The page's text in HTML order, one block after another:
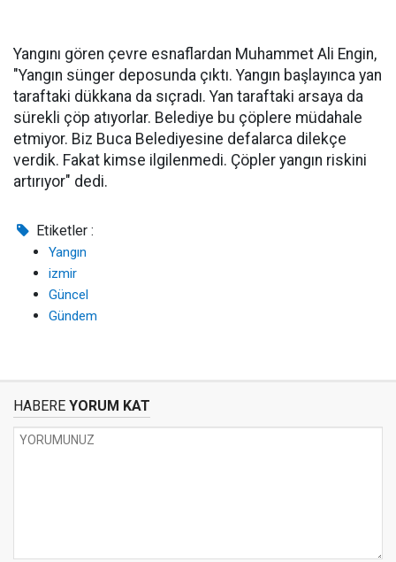
Yangını gören çevre esnaflardan Muhammet Ali Engin,
"Yangın sünger deposunda çıktı. Yangın başlayınca yan
taraftaki dükkana da sıçradı. Yan taraftaki arsaya da
sürekli çöp atıyorlar. Belediye bu çöplere müdahale
etmiyor. Biz Buca Belediyesine defalarca dilekçe
verdik. Fakat kimse ilgilenmedi. Çöpler yangın riskini
artırıyor" dedi.
Etiketler :
Yangın
izmir
Güncel
Gündem
HABERE YORUM KAT